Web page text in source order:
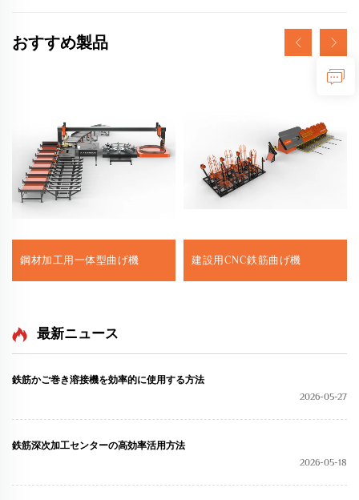
おすすめ製品
鋼材加工用一体型曲げ機 建設用CNC鉄筋曲げ機
最新ニュース
鉄筋かご巻き溶接機を効率的に使用する方法
2026-05-27
鉄筋深次加工センターの高効率活用方法
2026-05-18